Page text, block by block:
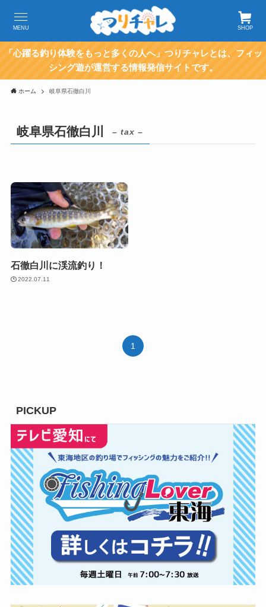
SHOP
MENU
「心躍る釣り体験をもっと多くの人へ」つりチャレとは、フィッ
シング遊が運営する情報発信サイトです。
ホーム 岐阜県石徹白川
岐阜県石徹白川 – tax –
石徹白川に渓流釣り！
2022.07.11
1
PICKUP